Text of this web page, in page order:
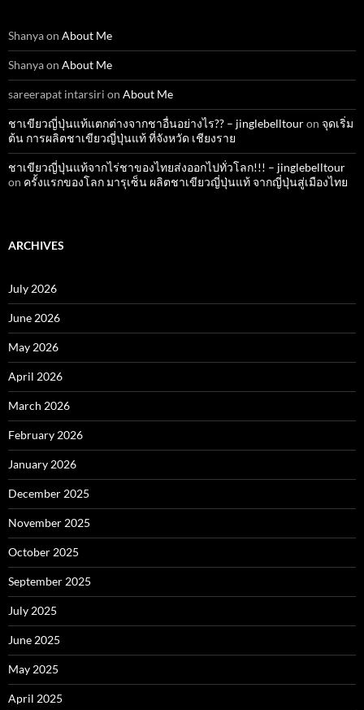
Shanyaon About Me
Shanyaon About Me
sareerapat intarsiri on About Me
ชาเขียวญี่ปุ่นแท้แตกต่างจากชาอื่นอย่างไร?? – jinglebelltouron จุดเริ่ม
ต้น การผลิตชาเขียวญี่ปุ่นแท้ ที่จังหวัด เชียงราย
ชาเขียวญี่ปุ่นแท้จากไร่ชาของไทยส่งออกไปทั่วโลก!!! – jinglebelltour
on ครั้งแรกของโลก มารุเซ็น ผลิตชาเขียวญี่ปุ่นแท้ จากญี่ปุ่นสู่เมืองไทย
ARCHIVES
July 2026
June 2026
May 2026
April 2026
March 2026
February 2026
January 2026
December 2025
November 2025
October 2025
September 2025
July 2025
June 2025
May 2025
April 2025